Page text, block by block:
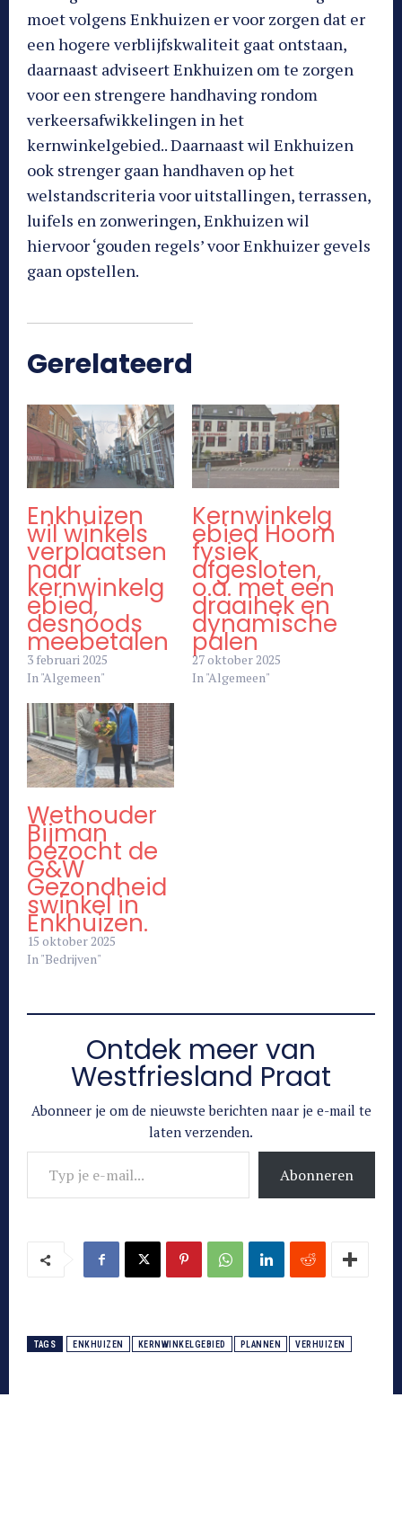
moet volgens Enkhuizen er voor zorgen dat er
een hogere verblijfskwaliteit gaat ontstaan,
daarnaast adviseert Enkhuizen om te zorgen
voor een strengere handhaving rondom
verkeersafwikkelingen in het
kernwinkelgebied.. Daarnaast wil Enkhuizen
ook strenger gaan handhaven op het
welstandscriteria voor uitstallingen, terrassen,
luifels en zonweringen, Enkhuizen wil
hiervoor ‘gouden regels’ voor Enkhuizer gevels
gaan opstellen.
Gerelateerd
Enkhuizen
wil winkels
verplaatsen
naar
kernwinkelg
ebied,
desnoods
meebetalen
3 februari 2025
In "Algemeen"
Kernwinkelg
ebied Hoorn
fysiek
afgesloten,
o.a. met een
draaihek en
dynamische
palen
27 oktober 2025
In "Algemeen"
Wethouder
Bijman
bezocht de
G&W
Gezondheid
swinkel in
Enkhuizen.
15 oktober 2025
In "Bedrijven"
Ontdek meer van
Westfriesland Praat
Abonneer je om de nieuwste berichten naar je e-mail te
laten verzenden.
Typ je e-mail...
Abonneren
TAGS ENKHUIZEN KERNWINKELGEBIED PLANNEN VERHUIZEN